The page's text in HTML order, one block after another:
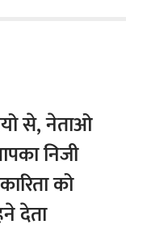
से, नेताओ
निजी
को
देता